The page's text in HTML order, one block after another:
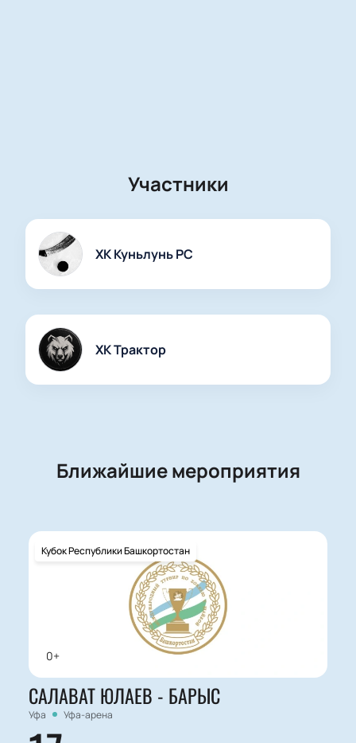
Участники
ХК Куньлунь РС
ХК Трактор
Ближайшие мероприятия
0+
Кубок Республики Башкортостан
САЛАВАТ ЮЛАЕВ - БАРЫС
Уфа Уфа-арена